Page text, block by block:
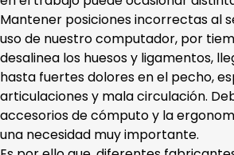
Mantener posiciones incorrectas al
uso de nuestro computador, por
desalinea los huesos y ligamentos,
hasta fuertes dolores en el pecho,
articulaciones y mala circulación.
accesorios de cómputo y la
una necesidad muy importante.